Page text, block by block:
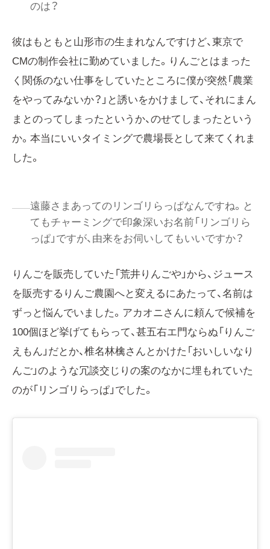
のは？
彼はもともと山形市の生まれなんですけど、東京で
CMの制作会社に勤めていました。りんごとはまった
く関係のない仕事をしていたところに僕が突然「農業
をやってみないか？」と誘いをかけまして、それにまん
まとのってしまったというか、のせてしまったという
か。本当にいいタイミングで農場長として来てくれま
した。
遠藤さまあってのリンゴリらっぱなんですね。と
てもチャーミングで印象深いお名前「リンゴリら
っぱ」ですが、由来をお伺いしてもいいですか？
りんごを販売していた「荒井りんごや」から、ジュース
を販売するりんご農園へと変えるにあたって、名前は
ずっと悩んでいました。アカオニさんに頼んで候補を
100個ほど挙げてもらって、甚五右エ門ならぬ「りんご
えもん」だとか、椎名林檎さんとかけた「おいしいなり
んご」のような冗談交じりの案のなかに埋もれていた
のが「リンゴリらっぱ」でした。